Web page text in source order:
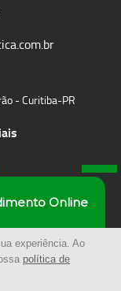
- Curitiba-PR
Direitos Reservados
Online
experiência. Ao
política de